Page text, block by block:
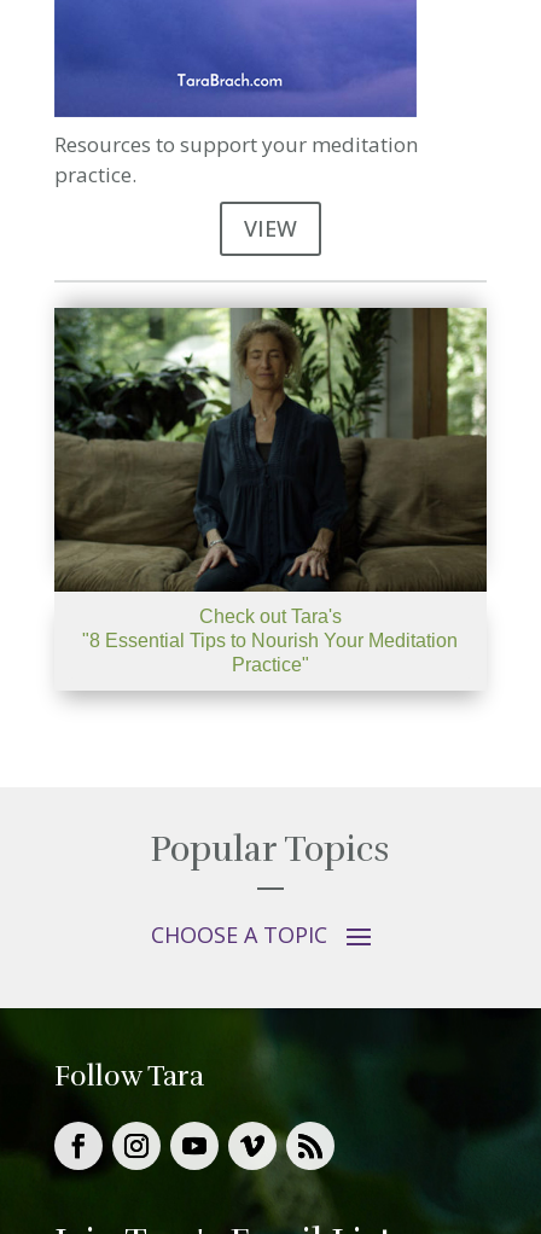
Resources to support your meditation
practice.
VIEW
Check out Tara's
"8 Essential Tips to Nourish Your Meditation
Practice"
Popular Topics
Follow Tara